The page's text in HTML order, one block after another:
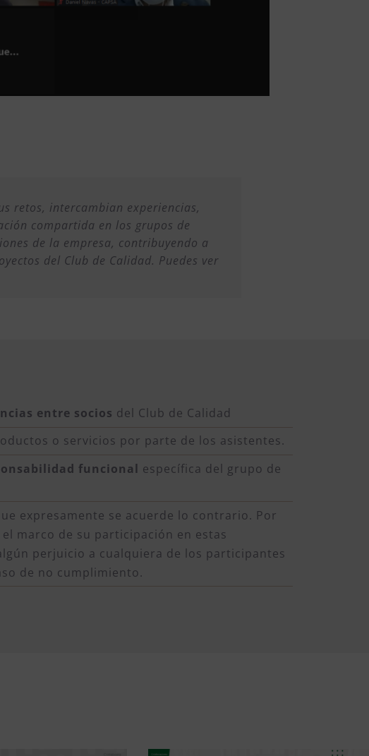
retos, intercambian experiencias,
compartida en los grupos de
de la empresa, contribuyendo a
del Club de Calidad. Puedes ver
entre socios del Club de Calidad
o servicios por parte de los asistentes.
funcional específica del grupo de
expresamente se acuerde lo contrario. Por
marco de su participación en estas
perjuicio a cualquiera de los participantes
de no cumplimiento.